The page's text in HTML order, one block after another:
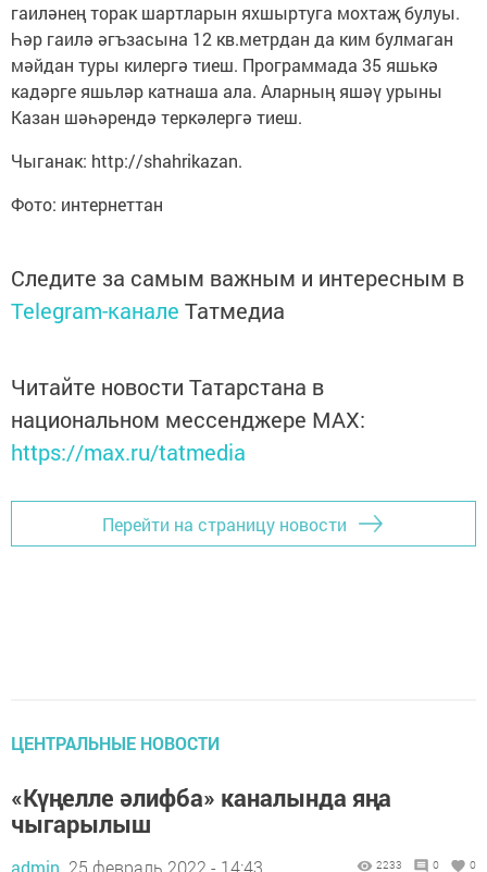
гаиләнең торак шартларын яхшыртуга мохтаҗ булуы.
Һәр гаилә әгъзасына 12 кв.метрдан да ким булмаган
мәйдан туры килергә тиеш. Программада 35 яшькә
кадәрге яшьләр катнаша ала. Аларның яшәү урыны
Казан шәһәрендә теркәлергә тиеш.
Чыганак: http://shahrikazan.
Фото: интернеттан
Следите за самым важным и интересным в
Telegram-канале Татмедиа
Читайте новости Татарстана в
национальном мессенджере MАХ:
https://max.ru/tatmedia
Перейти на страницу новости
ЦЕНТРАЛЬНЫЕ НОВОСТИ
«Күңелле әлифба» каналында яңа
чыгарылыш
admin, 25 февраль 2022 - 14:43 2233 0 0